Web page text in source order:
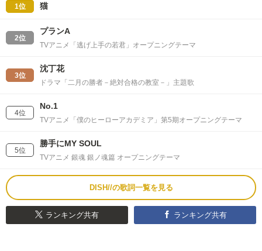
1位 猫
2位
プランA
TVアニメ「逃げ上手の若君」オープニングテーマ
3位
沈丁花
ドラマ「二月の勝者－絶対合格の教室－」主題歌
4位
No.1
TVアニメ「僕のヒーローアカデミア」第5期オープニングテーマ
5位
勝手にMY SOUL
TVアニメ 銀魂 銀ノ魂篇 オープニングテーマ
DISH//の歌詞一覧を見る
ランキング共有 ランキング共有